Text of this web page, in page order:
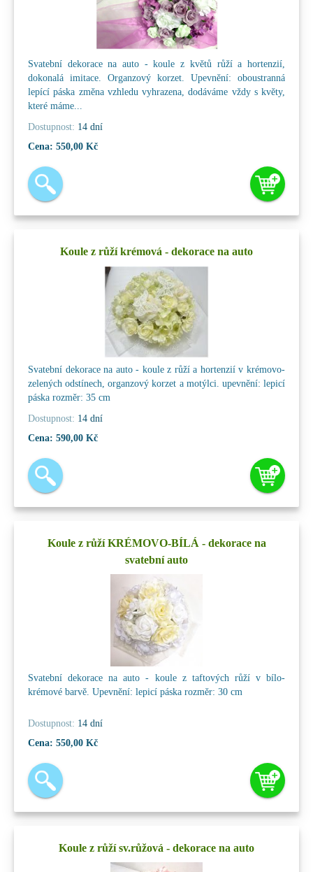
Svatební dekorace na auto - koule z květů růží a hortenzií,
dokonalá imitace. Organzový korzet. Upevnění: oboustranná
lepící páska změna vzhledu vyhrazena, dodáváme vždy s květy,
které máme...
Dostupnost: 14 dní
Cena: 550,00 Kč
Koule z růží krémová - dekorace na auto
Svatební dekorace na auto - koule z růží a hortenzií v krémovo-
zelených odstínech, organzový korzet a motýlci. upevnění: lepicí
páska rozměr: 35 cm
Dostupnost: 14 dní
Cena: 590,00 Kč
Koule z růží KRÉMOVO-BÍLÁ - dekorace na
svatební auto
Svatební dekorace na auto - koule z taftových růží v bílo-
krémové barvě. Upevnění: lepicí páska rozměr: 30 cm
Dostupnost: 14 dní
Cena: 550,00 Kč
Koule z růží sv.růžová - dekorace na auto